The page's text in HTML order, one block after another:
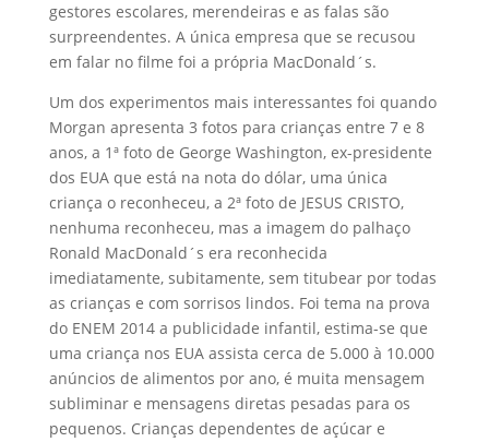
gestores escolares, merendeiras e as falas são
surpreendentes. A única empresa que se recusou
em falar no filme foi a própria MacDonald´s.
Um dos experimentos mais interessantes foi quando
Morgan apresenta 3 fotos para crianças entre 7 e 8
anos, a 1ª foto de George Washington, ex-presidente
dos EUA que está na nota do dólar, uma única
criança o reconheceu, a 2ª foto de JESUS CRISTO,
nenhuma reconheceu, mas a imagem do palhaço
Ronald MacDonald´s era reconhecida
imediatamente, subitamente, sem titubear por todas
as crianças e com sorrisos lindos. Foi tema na prova
do ENEM 2014 a publicidade infantil, estima-se que
uma criança nos EUA assista cerca de 5.000 à 10.000
anúncios de alimentos por ano, é muita mensagem
subliminar e mensagens diretas pesadas para os
pequenos. Crianças dependentes de açúcar e